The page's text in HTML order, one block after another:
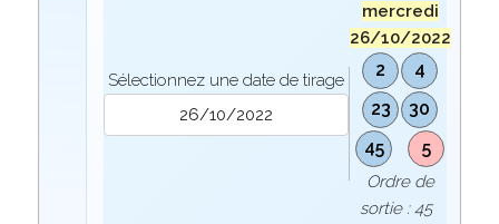
Sélectionnez une date de tirage
mercredi
26/10/2022
2
4
23
30
45
5
Ordre de
sortie : 45